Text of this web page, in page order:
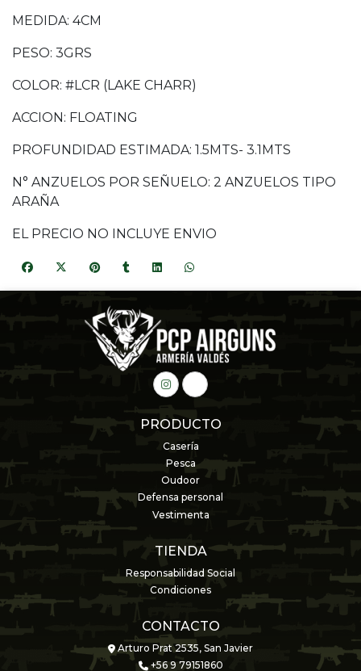
MEDIDA: 4CM
PESO: 3GRS
COLOR: #LCR (LAKE CHARR)
ACCION: FLOATING
PROFUNDIDAD ESTIMADA: 1.5MTS- 3.1MTS
N° ANZUELOS POR SEÑUELO: 2 ANZUELOS TIPO
ARAÑA
EL PRECIO NO INCLUYE ENVIO
PRODUCTO
Casería
Pesca
Oudoor
Defensa personal
Vestimenta
TIENDA
Responsabilidad Social
Condiciones
CONTACTO
Arturo Prat 2535, San Javier
+56 9 79151860